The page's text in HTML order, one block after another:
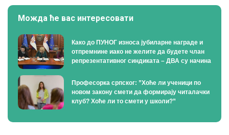
Можда ће вас интересовати
Како до ПУНОГ износа јубиларне награде и
отпремнине иако не желите да будете члан
репрезентативног синдиката – ДВА су начина
Професорка српског: ”Хоће ли ученици по
новом закону смети да формирају читалачки
клуб? Хоће ли то смети у школи?”